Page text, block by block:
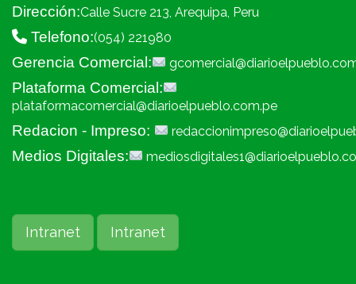
Dirección:Calle Sucre 213, Arequipa, Peru
Telefono:(054) 221980
Gerencia Comercial:
Plataforma Comercial:
plataformacomercial@diarioelpueblo.com.pe
Redacion - Impreso:
Medios Digitales:
Intranet Intranet